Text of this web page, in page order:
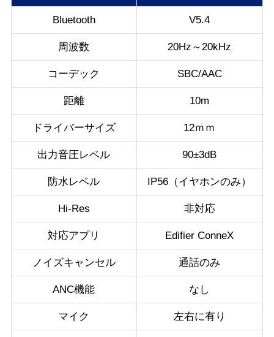
Bluetooth V5.4
周波数 20Hz～20kHz
コーデック SBC/AAC
距離 10m
ドライバーサイズ 12ｍｍ
出力音圧レベル 90±3dB
防水レベル IP56（イヤホンのみ）
Hi-Res 非対応
対応アプリ Edifier ConneX
ノイズキャンセル 通話のみ
ANC機能 なし
マイク 左右に有り